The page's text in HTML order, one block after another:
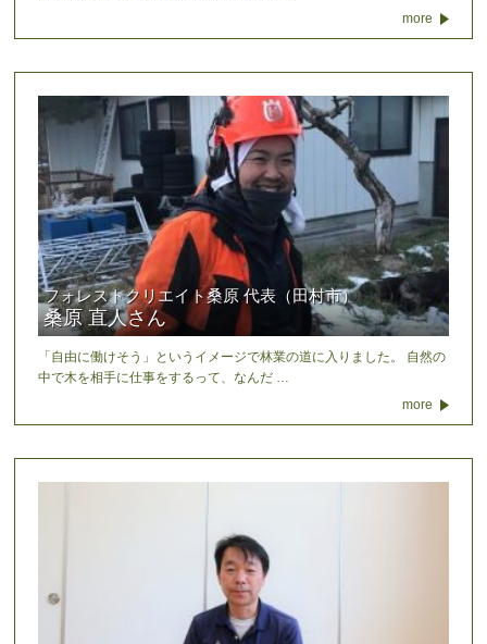
more
フォレストクリエイト桑原 代表（田村市）
桑原 直人さん
「自由に働けそう」というイメージで林業の道に入りました。 自然の
中で木を相手に仕事をするって、なんだ …
more